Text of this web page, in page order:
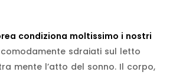
condiziona moltissimo i nostri
sdraiati sul letto
mente l’atto del sonno. Il corpo,